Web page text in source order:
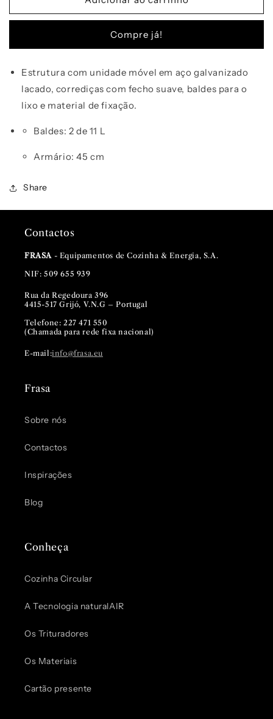
Separador
i-
45/2
Separador
i-
45/2
Compre já!
Estrutura com unidade móvel em aço galvanizado
lacado, corrediças com fecho suave, baldes para o
lixo e material de fixação.
Baldes: 2 de 11 L
Armário: 45 cm
Share
Contactos
FRASA - Equipamentos de Cozinha & Energia, S.A.
NIF: 509 655 939
Rua da Regedoura 396
4415-517 Grijó, V.N.G – Portugal
Telefone: 227 471 550
(Chamada para rede fixa nacional)
E-mail:info@frasa.eu
Frasa
Sobre nós
Contactos
Inspirações
Blog
Conheça
Cozinha Circular
A Tecnologia naturalAIR
Os Trituradores
Os Materiais
Cartão presente